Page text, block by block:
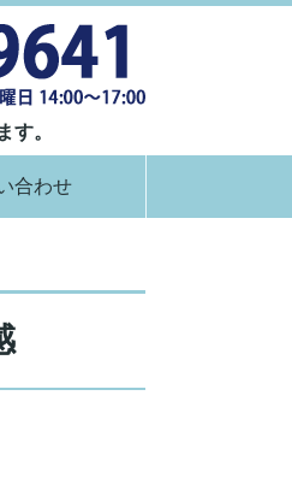
す。
合わせ